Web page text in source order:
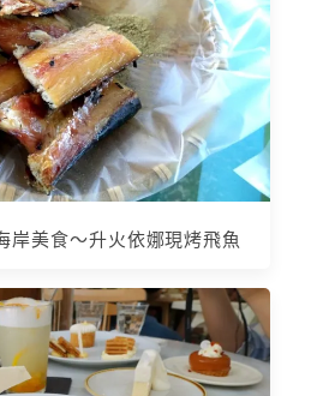
岸美食～升火依娜現烤飛魚